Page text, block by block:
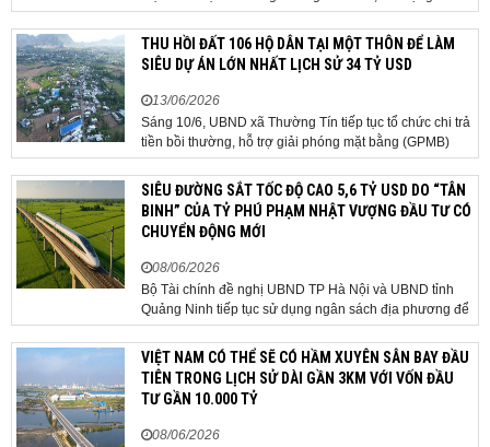
giải ngân đầu tư công, hoàn thiện mô hình chính quyền
địa phương 2 cấp, phát triển nhà ở xã hội và xử lý các
vướng mắc về cơ chế, chính...
THU HỒI ĐẤT 106 HỘ DÂN TẠI MỘT THÔN ĐỂ LÀM
SIÊU DỰ ÁN LỚN NHẤT LỊCH SỬ 34 TỶ USD
13/06/2026
Sáng 10/6, UBND xã Thường Tín tiếp tục tổ chức chi trả
tiền bồi thường, hỗ trợ giải phóng mặt bằng (GPMB)
cho 106 hộ gia đình, cá nhân thuộc diện thu hồi đất để
thực hiện dự án Khu đô thị thể thao Quốc tế Hà Nội trên
địa bàn thôn Nhuệ Giang. Trong...
SIÊU ĐƯỜNG SẮT TỐC ĐỘ CAO 5,6 TỶ USD DO “TÂN
BINH” CỦA TỶ PHÚ PHẠM NHẬT VƯỢNG ĐẦU TƯ CÓ
CHUYỂN ĐỘNG MỚI
08/06/2026
Bộ Tài chính đề nghị UBND TP Hà Nội và UBND tỉnh
Quảng Ninh tiếp tục sử dụng ngân sách địa phương để
thực hiện công tác giải phóng mặt bằng đối với phần
tuyến đi qua địa bàn hai địa phương, bảo đảm tiến độ
triển khai. Bộ Tài chính vừa có công văn...
VIỆT NAM CÓ THỂ SẼ CÓ HẦM XUYÊN SÂN BAY ĐẦU
TIÊN TRONG LỊCH SỬ DÀI GẦN 3KM VỚI VỐN ĐẦU
TƯ GẦN 10.000 TỶ
08/06/2026